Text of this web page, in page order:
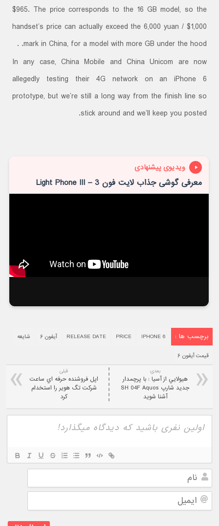
$965. The price corresponds to the 16 GB model, so the
handset’s price can actually exceed the 6,000 yuan / $1,000
mark in China, for a model with more GB under the hood. .
In any case, China Mobile and China Unicom are now
allegedly testing their 4G network on an iPhone 6
prototype, but we’re still a long way from the finish line so
stick around and we’ll keep you posted.
ویدیوی پیشنهادی
معرفی گوشی جذاب لایت فون 3 – Light Phone III
برچسب ها : IPHONE 6
PRICE
RELEASE DATE آیفون ۶ شایعه
قیمت آیفون ۶
قبلی
اپل فروشنده حرفه اي ساعت
شرکت تگ هویر را استخدام
کرد
بعدی:
هيولايي از آسيا : با پرچمدار
جديد شارپ SH 04F Aquos
آشنا شويد
نام